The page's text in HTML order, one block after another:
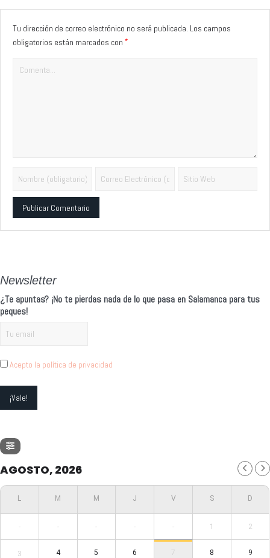
Tu dirección de correo electrónico no será publicada. Los campos
obligatorios están marcados con *
Newsletter
¿Te apuntas? ¡No te pierdas nada de lo que pasa en Salamanca para tus
peques!
Acepto la política de privacidad
AGOSTO, 2026
- - - - - 1 2
3 4 5 6 7 8 9